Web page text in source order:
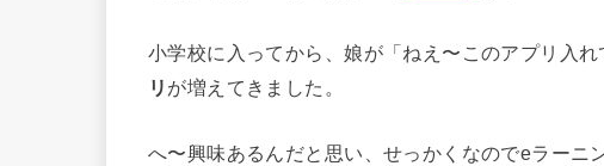
小学校に入ってから、娘が「ねえ〜このアプリ入
リ が増えてきました。
へ〜興味あるんだと思い、せっかくなのでeラーニ